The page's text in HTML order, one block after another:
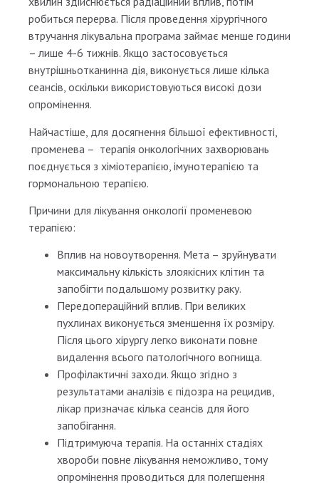
робиться перерва. Після проведення хірургічного
втручання лікувальна програма займає менше години
– лише 4-6 тижнів. Якщо застосовується
внутрішньотканинна дія, виконується лише кілька
сеансів, оскільки використовуються високі дози
опромінення.
Найчастіше, для досягнення більшої ефективності,
променева – терапія онкологічних захворювань
поєднується з хіміотерапією, імунотерапією та
гормональною терапією.
Причини для лікування онкології променевою
терапією:
Вплив на новоутворення. Мета – зруйнувати
максимальну кількість злоякісних клітин та
запобігти подальшому розвитку раку.
Передопераційний вплив. При великих
пухлинах виконується зменшення їх розміру.
Після цього хірургу легко виконати повне
видалення всього патологічного вогнища.
Профілактичні заходи. Якщо згідно з
результатами аналізів є підозра на рецидив,
лікар призначає кілька сеансів для його
запобігання.
Підтримуюча терапія. На останніх стадіях
хвороби повне лікування неможливо, тому
опромінення проводиться для полегшення